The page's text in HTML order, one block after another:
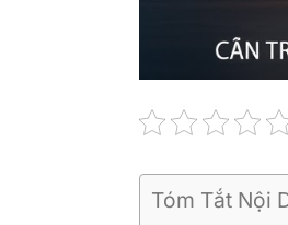
Tóm Tắt Nội